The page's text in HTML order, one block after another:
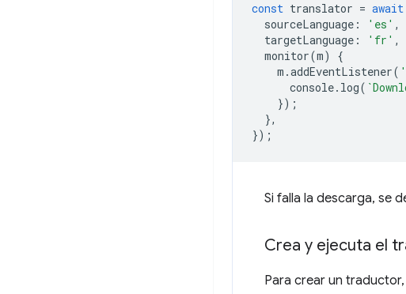
const translator = await
sourceLanguage : 'es' ,
targetLanguage : 'fr' ,
monitor(m)
{
m .addEventListener(
console. log(
});
},
});
Si falla la descarga, se
Crea y ejecuta el
Para crear un